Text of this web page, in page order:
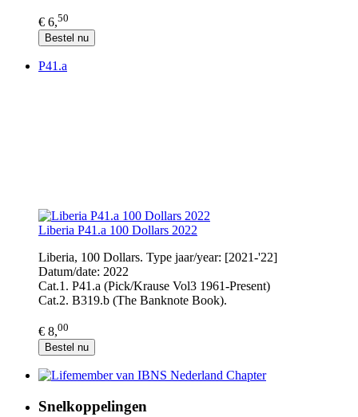
€ 6,50
Bestel nu
P41.a
Liberia P41.a 100 Dollars 2022
Liberia, 100 Dollars. Type jaar/year: [2021-'22]
Datum/date: 2022
Cat.1. P41.a (Pick/Krause Vol3 1961-Present)
Cat.2. B319.b (The Banknote Book).
€ 8,00
Bestel nu
Snelkoppelingen